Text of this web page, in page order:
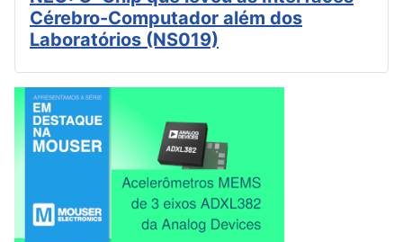
Cérebro-Computador além dos
Laboratórios (NS019)